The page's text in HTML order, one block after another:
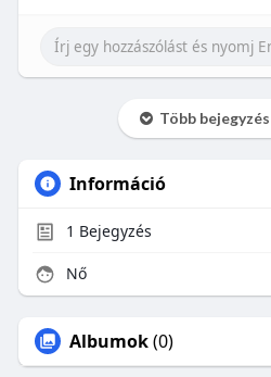
Több
Információ
1 Bejegyzés
Nő
Albumok(0)